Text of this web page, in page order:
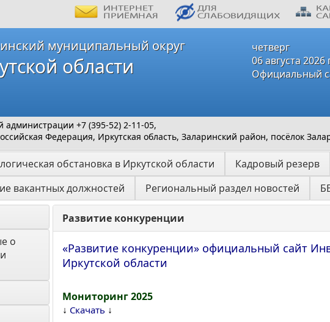
четверг
06 августа 2026
Официальный
муниципальный округ
области
администрации +7 (395-52) 2-11-05,
Федерация, Иркутская область, Заларинский район, посёлок
обстановка в Иркутской области
Кадровый резерв
вакантных должностей
Региональный раздел новостей
о
Развитие конкуренции
«Развитие конкуренции» официальный сайт
Иркутской области
Мониторинг 2025
↓ Скачать ↓